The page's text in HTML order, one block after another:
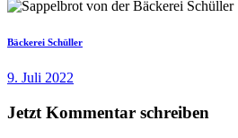
Bäckerei Schüller
9. Juli 2022
Jetzt Kommentar schreiben